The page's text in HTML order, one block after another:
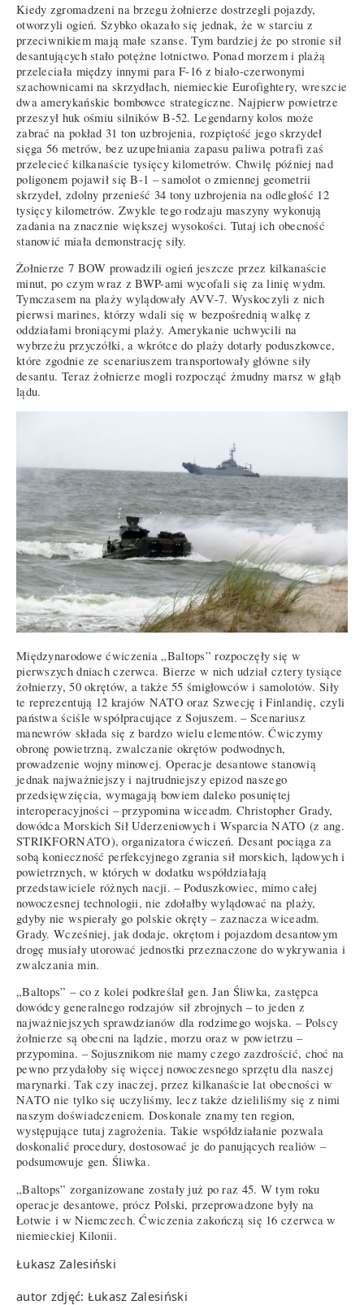
Kiedy zgromadzeni na brzegu żołnierze dostrzegli pojazdy,
otworzyli ogień. Szybko okazało się jednak, że w starciu z
przeciwnikiem mają małe szanse. Tym bardziej że po stronie sił
desantujących stało potężne lotnictwo. Ponad morzem i plażą
przeleciała między innymi para F-16 z biało-czerwonymi
szachownicami na skrzydłach, niemieckie Eurofightery, wreszcie
dwa amerykańskie bombowce strategiczne. Najpierw powietrze
przeszył huk ośmiu silników B-52. Legendarny kolos może
zabrać na pokład 31 ton uzbrojenia, rozpiętość jego skrzydeł
sięga 56 metrów, bez uzupełniania zapasu paliwa potrafi zaś
przelecieć kilkanaście tysięcy kilometrów. Chwilę później nad
poligonem pojawił się B-1 – samolot o zmiennej geometrii
skrzydeł, zdolny przenieść 34 tony uzbrojenia na odległość 12
tysięcy kilometrów. Zwykle tego rodzaju maszyny wykonują
zadania na znacznie większej wysokości. Tutaj ich obecność
stanowić miała demonstrację siły.
Żołnierze 7 BOW prowadzili ogień jeszcze przez kilkanaście
minut, po czym wraz z BWP-ami wycofali się za linię wydm.
Tymczasem na plaży wylądowały AVV-7. Wyskoczyli z nich
pierwsi marines, którzy wdali się w bezpośrednią walkę z
oddziałami broniącymi plaży. Amerykanie uchwycili na
wybrzeżu przyczółki, a wkrótce do plaży dotarły poduszkowce,
które zgodnie ze scenariuszem transportowały główne siły
desantu. Teraz żołnierze mogli rozpocząć żmudny marsz w głąb
lądu.
Międzynarodowe ćwiczenia „Baltops” rozpoczęły się w
pierwszych dniach czerwca. Bierze w nich udział cztery tysiące
żołnierzy, 50 okrętów, a także 55 śmigłowców i samolotów. Siły
te reprezentują 12 krajów NATO oraz Szwecję i Finlandię, czyli
państwa ściśle współpracujące z Sojuszem. – Scenariusz
manewrów składa się z bardzo wielu elementów. Ćwiczymy
obronę powietrzną, zwalczanie okrętów podwodnych,
prowadzenie wojny minowej. Operacje desantowe stanowią
jednak najważniejszy i najtrudniejszy epizod naszego
przedsięwzięcia, wymagają bowiem daleko posuniętej
interoperacyjności – przypomina wiceadm. Christopher Grady,
dowódca Morskich Sił Uderzeniowych i Wsparcia NATO (z ang.
STRIKFORNATO), organizatora ćwiczeń. Desant pociąga za
sobą konieczność perfekcyjnego zgrania sił morskich, lądowych i
powietrznych, w których w dodatku współdziałają
przedstawiciele różnych nacji. – Poduszkowiec, mimo całej
nowoczesnej technologii, nie zdołałby wylądować na plaży,
gdyby nie wspierały go polskie okręty – zaznacza wiceadm.
Grady. Wcześniej, jak dodaje, okrętom i pojazdom desantowym
drogę musiały utorować jednostki przeznaczone do wykrywania i
zwalczania min.
„Baltops” – co z kolei podkreślał gen. Jan Śliwka, zastępca
dowódcy generalnego rodzajów sił zbrojnych – to jeden z
najważniejszych sprawdzianów dla rodzimego wojska. – Polscy
żołnierze są obecni na lądzie, morzu oraz w powietrzu –
przypomina. – Sojusznikom nie mamy czego zazdrościć, choć na
pewno przydałoby się więcej nowoczesnego sprzętu dla naszej
marynarki. Tak czy inaczej, przez kilkanaście lat obecności w
NATO nie tylko się uczyliśmy, lecz także dzieliliśmy się z nimi
naszym doświadczeniem. Doskonale znamy ten region,
występujące tutaj zagrożenia. Takie współdziałanie pozwala
doskonalić procedury, dostosować je do panujących realiów –
podsumowuje gen. Śliwka.
„Baltops” zorganizowane zostały już po raz 45. W tym roku
operacje desantowe, prócz Polski, przeprowadzone były na
Łotwie i w Niemczech. Ćwiczenia zakończą się 16 czerwca w
niemieckiej Kilonii.
Łukasz Zalesiński
autor zdjęć: Łukasz Zalesiński